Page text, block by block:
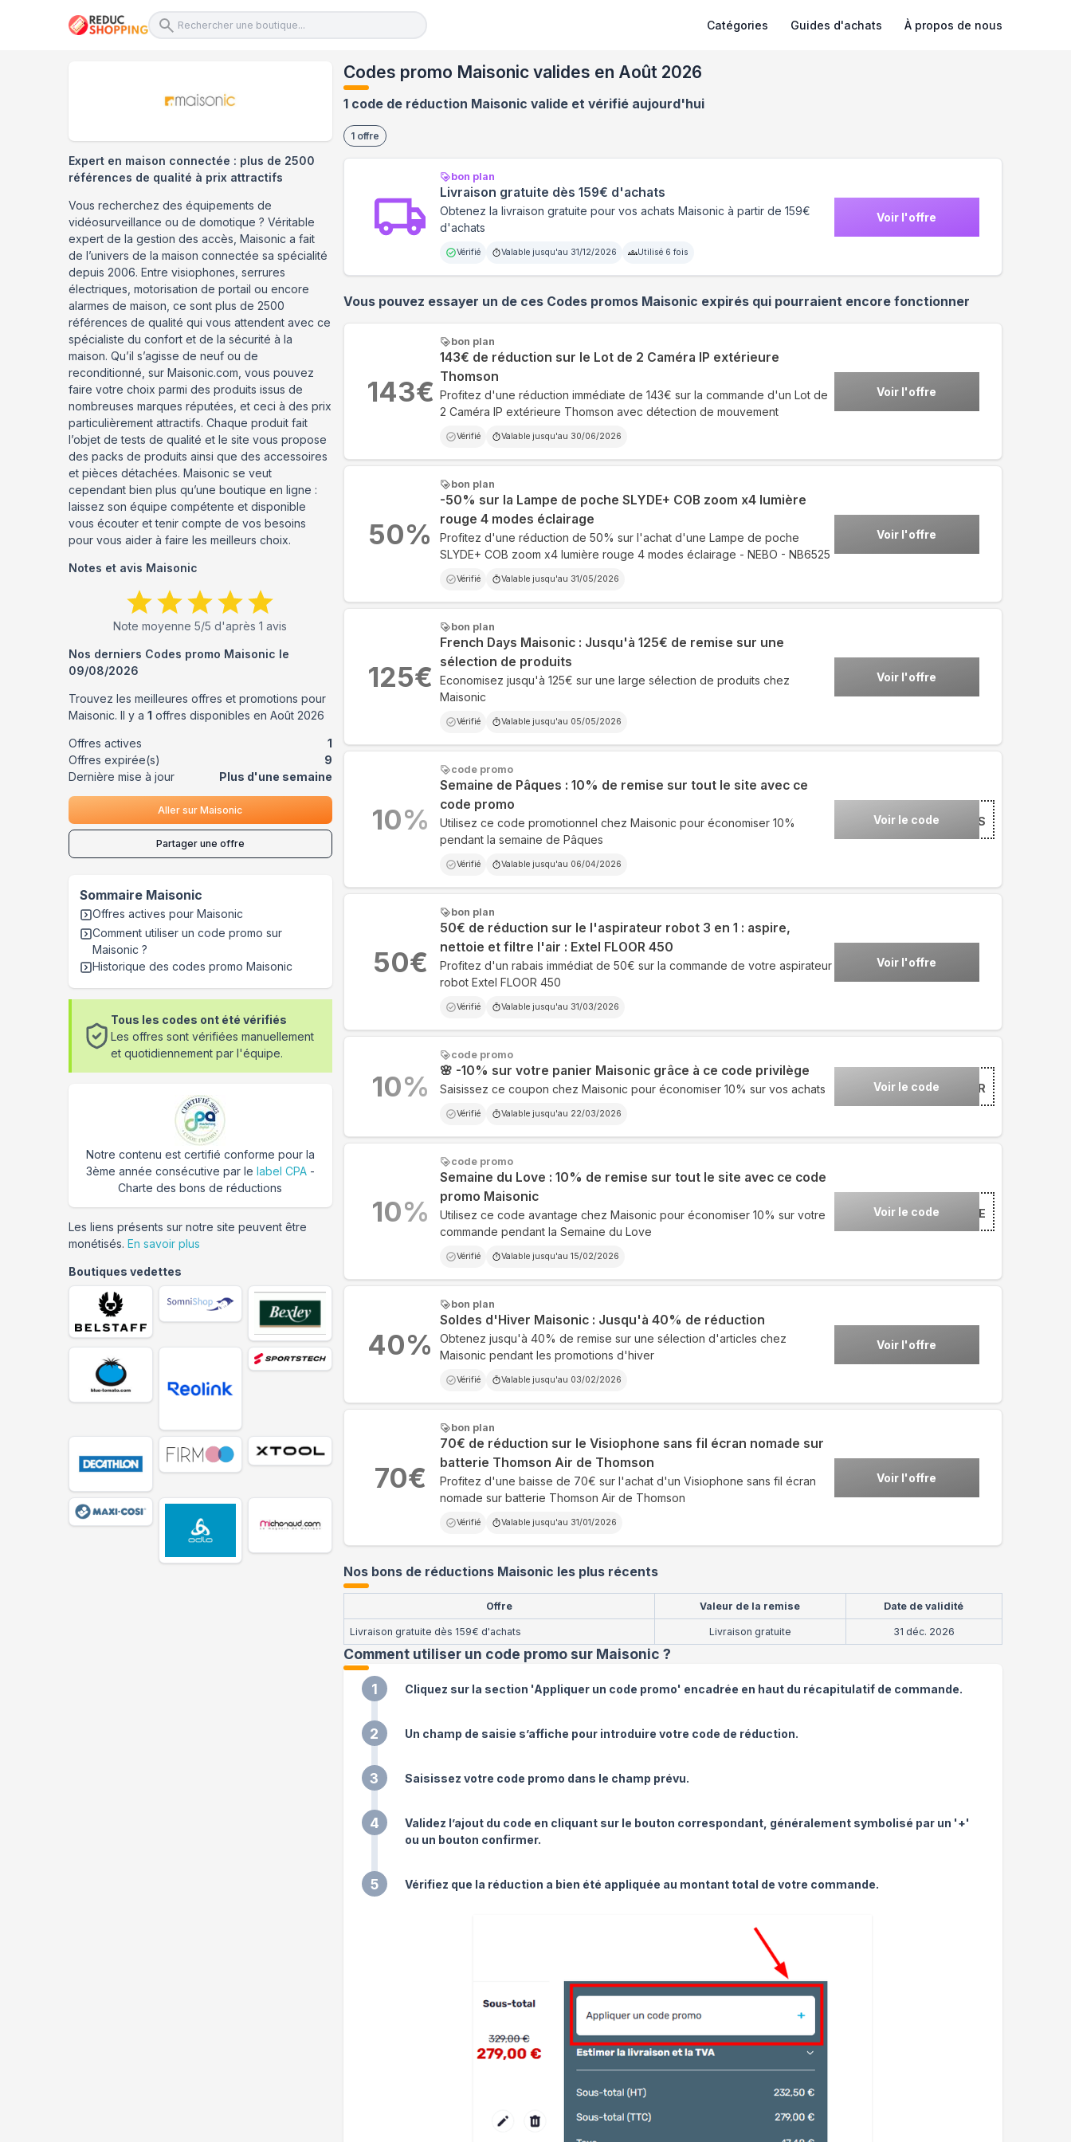
Catégories Guides d'achats À propos de nous
Codes promo Maisonic valides en Août 2026
1 code de réduction Maisonic valide et vérifié aujourd'hui
1 offre
bon plan
Livraison gratuite dès 159€ d'achats
Obtenez la livraison gratuite pour vos achats Maisonic à partir de 159€
d'achats
Vérifié Valable jusqu'au 31/12/2026 Utilisé 6 fois
Voir l'offre
Vous pouvez essayer un de ces Codes promos Maisonic expirés qui pourraient encore fonctionner
bon plan
143€ de réduction sur le Lot de 2 Caméra IP extérieure
Thomson
Profitez d'une réduction immédiate de 143€ sur la commande d'un Lot de
2 Caméra IP extérieure Thomson avec détection de mouvement
Vérifié Valable jusqu'au 30/06/2026
Voir l'offre
143€
bon plan
-50% sur la Lampe de poche SLYDE+ COB zoom x4 lumière
rouge 4 modes éclairage
Profitez d'une réduction de 50% sur l'achat d'une Lampe de poche
SLYDE+ COB zoom x4 lumière rouge 4 modes éclairage - NEBO - NB6525
Vérifié Valable jusqu'au 31/05/2026
Voir l'offre
50%
bon plan
French Days Maisonic : Jusqu'à 125€ de remise sur une
sélection de produits
Economisez jusqu'à 125€ sur une large sélection de produits chez
Maisonic
Vérifié Valable jusqu'au 05/05/2026
Voir l'offre
125€
code promo
Semaine de Pâques : 10% de remise sur tout le site avec ce
code promo
Utilisez ce code promotionnel chez Maisonic pour économiser 10%
pendant la semaine de Pâques
Vérifié Valable jusqu'au 06/04/2026
Voir le code ***UES
10%
bon plan
50€ de réduction sur le l'aspirateur robot 3 en 1 : aspire,
nettoie et filtre l'air : Extel FLOOR 450
Profitez d'un rabais immédiat de 50€ sur la commande de votre aspirateur
robot Extel FLOOR 450
Vérifié Valable jusqu'au 31/03/2026
Voir l'offre
50€
code promo
🌸 -10% sur votre panier Maisonic grâce à ce code privilège
Saisissez ce coupon chez Maisonic pour économiser 10% sur vos achats
Vérifié Valable jusqu'au 22/03/2026
Voir le code ***UR
10%
code promo
Semaine du Love : 10% de remise sur tout le site avec ce code
promo Maisonic
Utilisez ce code avantage chez Maisonic pour économiser 10% sur votre
commande pendant la Semaine du Love
Vérifié Valable jusqu'au 15/02/2026
Voir le code ***E
10%
bon plan
Soldes d'Hiver Maisonic : Jusqu'à 40% de réduction
Obtenez jusqu'à 40% de remise sur une sélection d'articles chez
Maisonic pendant les promotions d'hiver
Vérifié Valable jusqu'au 03/02/2026
Voir l'offre
40%
bon plan
70€ de réduction sur le Visiophone sans fil écran nomade sur
batterie Thomson Air de Thomson
Profitez d'une baisse de 70€ sur l'achat d'un Visiophone sans fil écran
nomade sur batterie Thomson Air de Thomson
Vérifié Valable jusqu'au 31/01/2026
Voir l'offre
70€
Nos bons de réductions Maisonic les plus récents
Offre Valeur de la remise Date de validité
Livraison gratuite dès 159€ d'achats Livraison gratuite 31 déc. 2026
Comment utiliser un code promo sur Maisonic ?
1 Cliquez sur la section 'Appliquer un code promo' encadrée en haut du récapitulatif de commande.
2 Un champ de saisie s’affiche pour introduire votre code de réduction.
3 Saisissez votre code promo dans le champ prévu.
4
Validez l’ajout du code en cliquant sur le bouton correspondant, généralement symbolisé par un '+'
ou un bouton confirmer.
5 Vérifiez que la réduction a bien été appliquée au montant total de votre commande.
Expert en maison connectée : plus de 2500
références de qualité à prix attractifs
Vous recherchez des équipements de
vidéosurveillance ou de domotique ? Véritable
expert de la gestion des accès, Маіѕоnіс a fait
de l’univers de la maison connectée sa spécialité
depuis 2006. Entre visiophones, serrures
électriques, motorisation de portail ou encore
alarmes de maison, ce sont plus de 2500
références de qualité qui vous attendent avec ce
spécialiste du confort et de la sécurité à la
maison. Qu’il s’agisse de neuf ou de
reconditionné, sur Maisonic.com, vous pouvez
faire votre choix parmi des produits issus de
nombreuses marques réputées, et ceci à des prix
particulièrement attractifs. Chaque produit fait
l’objet de tests de qualité et le site vous propose
des packs de produits ainsi que des accessoires
et pièces détachées. Maisonic se veut
cependant bien plus qu’une boutique en ligne :
laissez son équipe compétente et disponible
vous écouter et tenir compte de vos besoins
pour vous aider à faire les meilleurs choix.
Notes et avis Maisonic
Note moyenne5/5 d'après1 avis
Nos derniers Codes promo Maisonic le
09/08/2026
Trouvez les meilleures offres et promotions pour
Maisonic. Il y a 1 offres disponibles en Août 2026
Offres actives
1
Offres expirée(s)
9
Dernière mise à jour
Plus d'une semaine
Aller surMaisonic
Partager une offre
Sommaire Maisonic
Offres actives pour Maisonic
Comment utiliser un code promo sur
Maisonic ?
Historique des codes promo Maisonic
Tous les codes ont été vérifiés
Les offres sont vérifiées manuellement
et quotidiennement par l'équipe.
Notre contenu est certifié conforme pour la
3ème année consécutive par le label CPA-
Charte des bons de réductions
Les liens présents sur notre site peuvent être
monétisés. En savoir plus
Boutiques vedettes